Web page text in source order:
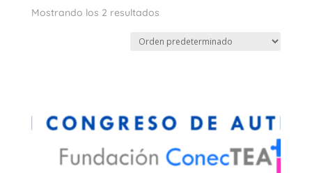
Mostrando los 2 resultados